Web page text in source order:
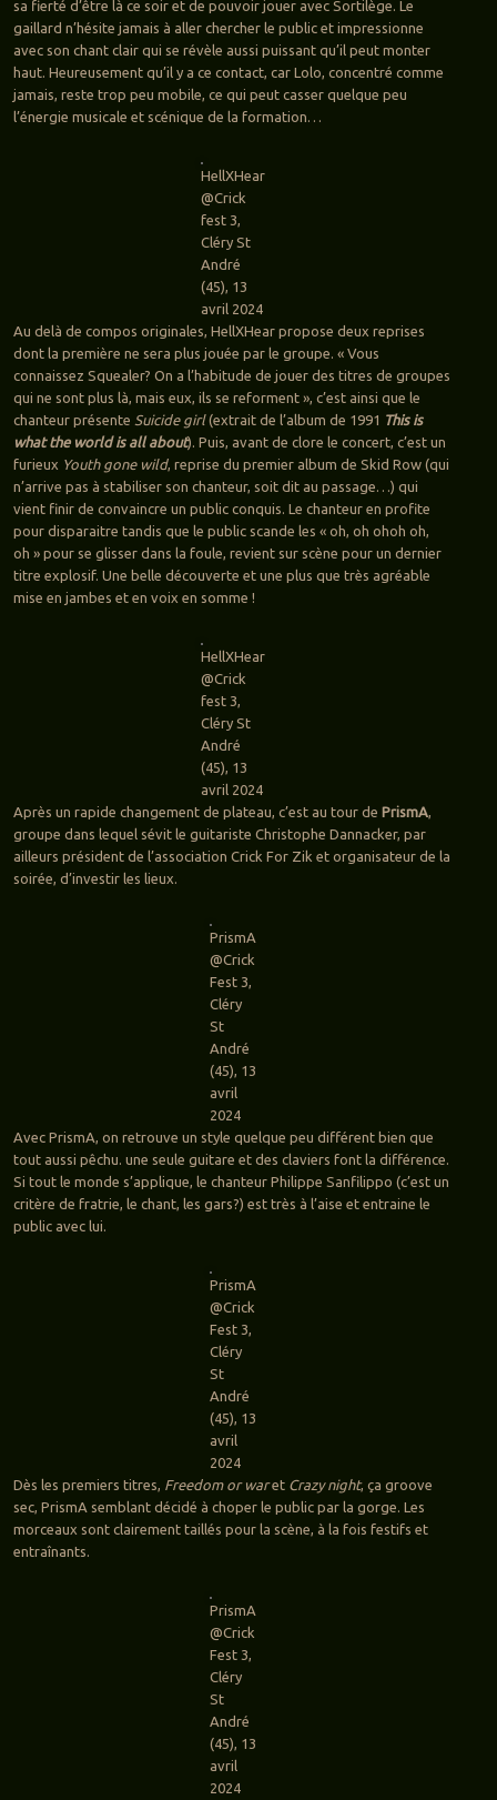
sa fierté d’être là ce soir et de pouvoir jouer avec Sortilège. Le
gaillard n’hésite jamais à aller chercher le public et impressionne
avec son chant clair qui se révèle aussi puissant qu’il peut monter
haut. Heureusement qu’il y a ce contact, car Lolo, concentré comme
jamais, reste trop peu mobile, ce qui peut casser quelque peu
l’énergie musicale et scénique de la formation…
HellXHear
@Crick
fest 3,
Cléry St
André
(45), 13
avril 2024
Au delà de compos originales, HellXHear propose deux reprises
dont la première ne sera plus jouée par le groupe. « Vous
connaissez Squealer? On a l’habitude de jouer des titres de groupes
qui ne sont plus là, mais eux, ils se reforment », c’est ainsi que le
chanteur présente Suicide girl(extrait de l’album de 1991 This is
what the world is all about). Puis, avant de clore le concert, c’est un
furieux Youth gone wild, reprise du premier album de Skid Row (qui
n’arrive pas à stabiliser son chanteur, soit dit au passage…) qui
vient finir de convaincre un public conquis. Le chanteur en profite
pour disparaitre tandis que le public scande les « oh, oh ohoh oh,
oh » pour se glisser dans la foule, revient sur scène pour un dernier
titre explosif. Une belle découverte et une plus que très agréable
mise en jambes et en voix en somme !
HellXHear
@Crick
fest 3,
Cléry St
André
(45), 13
avril 2024
Après un rapide changement de plateau, c’est au tour de PrismA,
groupe dans lequel sévit le guitariste Christophe Dannacker, par
ailleurs président de l’association Crick For Zik et organisateur de la
soirée, d’investir les lieux.
PrismA
@Crick
Fest 3,
Cléry
St
André
(45), 13
avril
2024
Avec PrismA, on retrouve un style quelque peu différent bien que
tout aussi pêchu. une seule guitare et des claviers font la différence.
Si tout le monde s’applique, le chanteur Philippe Sanfilippo (c’est un
critère de fratrie, le chant, les gars?) est très à l’aise et entraine le
public avec lui.
PrismA
@Crick
Fest 3,
Cléry
St
André
(45), 13
avril
2024
Dès les premiers titres, Freedom or waret Crazy night, ça groove
sec, PrismA semblant décidé à choper le public par la gorge. Les
morceaux sont clairement taillés pour la scène, à la fois festifs et
entraînants.
PrismA
@Crick
Fest 3,
Cléry
St
André
(45), 13
avril
2024